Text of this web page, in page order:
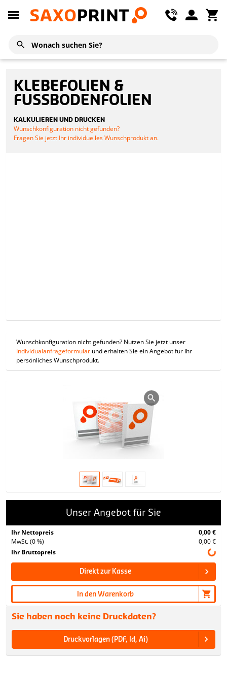
KLEBEFOLIEN &
FUSSBODENFOLIEN
KALKULIEREN UND DRUCKEN
Wunschkonfiguration nicht gefunden?
Fragen Sie jetzt Ihr individuelles Wunschprodukt an.
Wunschkonfiguration nicht gefunden? Nutzen Sie jetzt unser
Individualanfrageformular und erhalten Sie ein Angebot für Ihr
persönliches Wunschprodukt.
Unser Angebot für Sie
Ihr Nettopreis
0,00 €
MwSt. (0 %)
0,00 €
Ihr Bruttopreis
Direkt zur Kasse
In den Warenkorb
Sie haben noch keine Druckdaten?
Druckvorlagen (PDF, Id, Ai)